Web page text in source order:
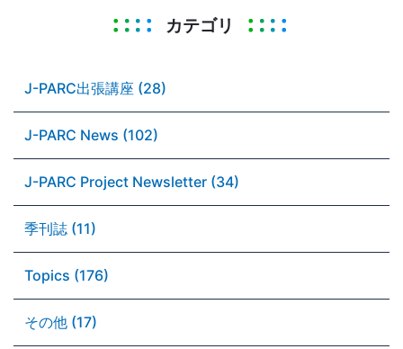
カテゴリ
J-PARC出張講座 (28)
J-PARC News (102)
J-PARC Project Newsletter (34)
季刊誌 (11)
Topics (176)
その他 (17)